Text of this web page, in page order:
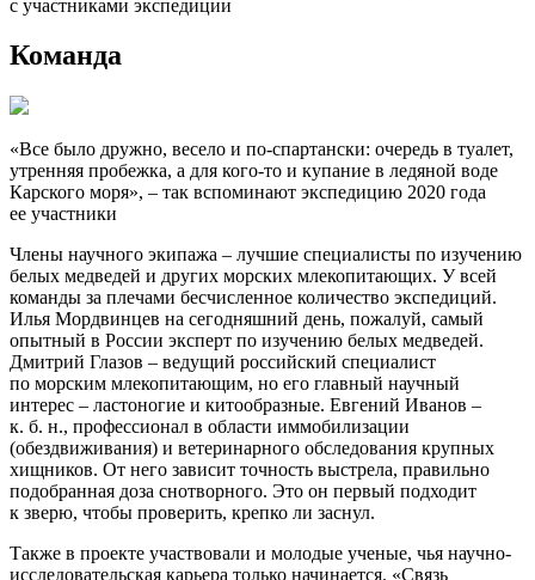
О работе экопроекта «Хозяин Арктики – 2021» можно узнать
больше, посмотрев фильм «Рядом с медведями. Дневник
воздушной экспедиции – 2». Скоро он выйдет на одном
осуществляются большой командой – режиссер, несколько
операторов, осветитель, звукооператор, различные
технические помощники. А фильм «Рядом с медведями»
снимали только три человека! Это два видеооператора и
организационные задачи. Более того, на судно
«Михаил Сомов» удалось отправить только одного оператора,
поэтому Владимир Филиппов снимал и с дрона,
и с вертолета, и на земле, и на палубе… Учитывая сложную
северную погоду, в это трудно поверить!
В марте фильм «Рядом с медведями. Дневник воздушной
экспедиции – 2» покажут на фестивале
«Первозданная Россия», там же можно будет встретиться
с участниками экспедиции
Команда